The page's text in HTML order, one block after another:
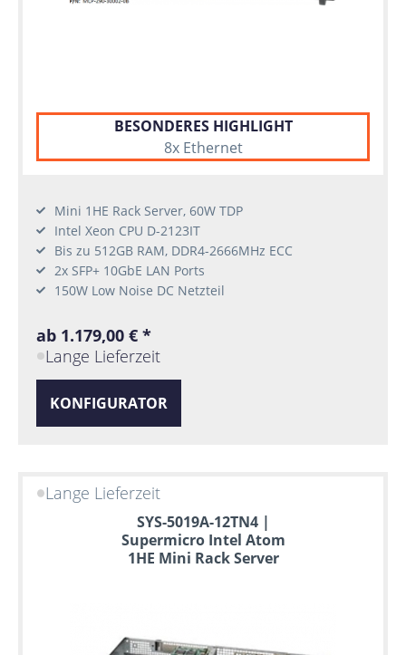
BESONDERES HIGHLIGHT
8x Ethernet
Mini 1HE Rack Server, 60W TDP
Intel Xeon CPU D-2123IT
Bis zu 512GB RAM, DDR4-2666MHz ECC
2x SFP+ 10GbE LAN Ports
150W Low Noise DC Netzteil
ab 1.179,00 € *
Lange Lieferzeit
KONFIGURATOR
Lange Lieferzeit
SYS-5019A-12TN4 |
Supermicro Intel Atom
1HE Mini Rack Server